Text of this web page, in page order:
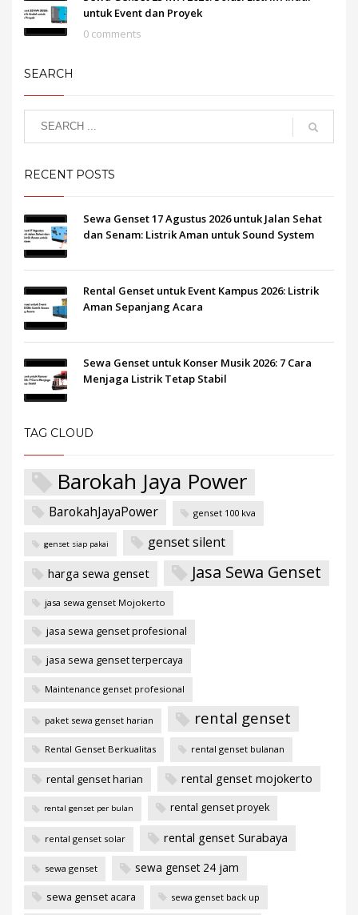
untuk Event dan Proyek
0 comments
SEARCH
RECENT POSTS
Sewa Genset 17 Agustus 2026 untuk Jalan Sehat
dan Senam: Listrik Aman untuk Sound System
Rental Genset untuk Event Kampus 2026: Listrik
Aman Sepanjang Acara
Sewa Genset untuk Konser Musik 2026: 7 Cara
Menjaga Listrik Tetap Stabil
TAG CLOUD
Barokah Jaya Power
BarokahJayaPower genset 100 kva
genset siap pakai genset silent
harga sewa genset Jasa Sewa Genset
jasa sewa genset Mojokerto
jasa sewa genset profesional
jasa sewa genset terpercaya
Maintenance genset profesional
paket sewa genset harian rental genset
Rental Genset Berkualitas rental genset bulanan
rental genset harian rental genset mojokerto
rental genset per bulan rental genset proyek
rental genset solar rental genset Surabaya
sewa genset sewa genset 24 jam
sewa genset acara sewa genset back up